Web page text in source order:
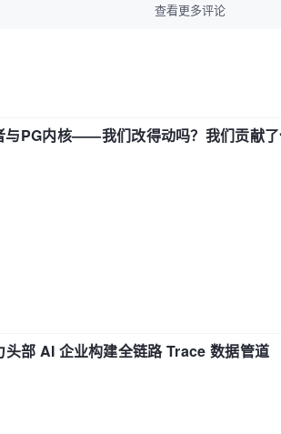
查看更多评论
PG内核——我们改得动吗？我们贡献了
部 AI 企业构建全链路 Trace 数据管道